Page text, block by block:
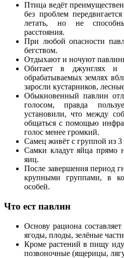
Птица ведёт
без проблем
летать, но не
расстояния.
При любой опасности
бегством.
Отдыхают и ночуют
Обитает в джунглях и
обрабатываемых землях
заросли кустарников,
Обыкновенный павлин
голосом, правда
установили, что между
общаться с помощью
голос менее громкий.
Самец живёт с группой из 3
Самки кладут яйца прямо
яиц.
После завершения период
крупными группами, в
особей.
Что ест павлин
Основу рациона
ягоды, плоды, зелёные
Кроме растений в пищу
позвоночные (ящерицы,